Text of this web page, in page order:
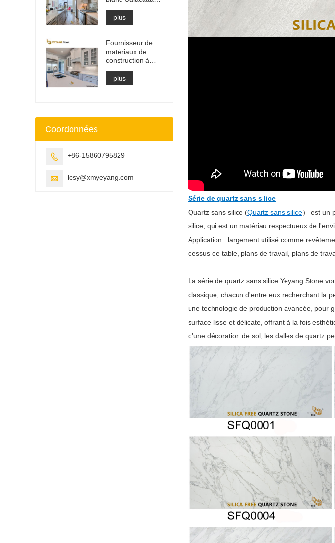
Série de quartz sans silice
Quartz sans silice (Quartz sans silice） est un
silice, qui est un matériau respectueux de
Application : largement utilisé comme
dessus de table, plans de travail, plans de
La série de quartz sans silice Yeyang Stone
classique, chacun d'entre eux recherchant la
une technologie de production avancée, pour
surface lisse et délicate, offrant à la fois
d'une décoration de sol, les dalles de quartz
d'ingénierie
artificielle, dessus
de vanité et dalle
plus
Fournisseur de
matériaux de
construction à
surface solide en
pierre de quartz
artificielle
plus
Coordonnées
 +86-15860795829
 losy@xmyeyang.com